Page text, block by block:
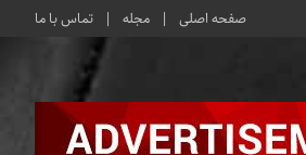
صفحه اصلی مجله تماس با ما